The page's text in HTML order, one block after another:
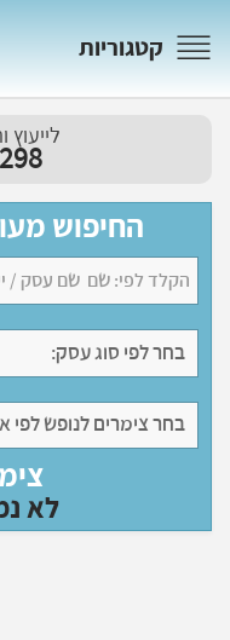
קטגוריות
לייעוץ
החיפוש
בחר לפי סוג עסק:
בחר צימרים לנופש לפי
לא